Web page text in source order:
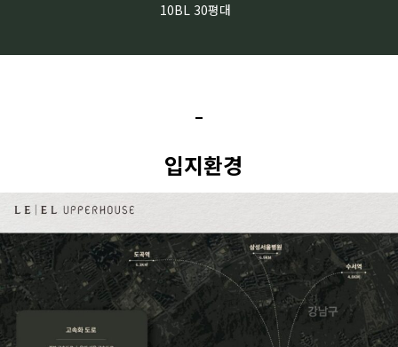
입지환경